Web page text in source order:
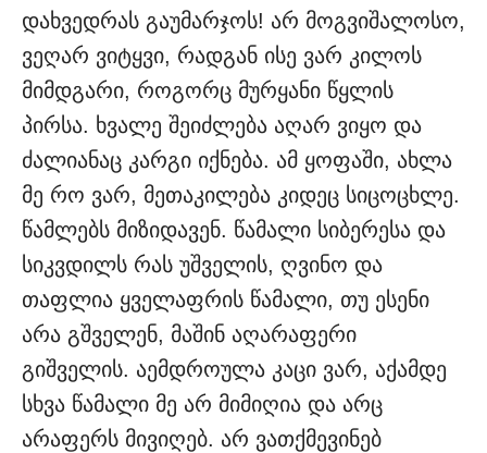
დახვედრას გაუმარჯოს! არ მოგვიშალოსო,
ვეღარ ვიტყვი, რადგან ისე ვარ კილოს
მიმდგარი, როგორც მურყანი წყლის
პირსა. ხვალე შეიძლება აღარ ვიყო და
ძალიანაც კარგი იქნება. ამ ყოფაში, ახლა
მე რო ვარ, მეთაკილება კიდეც სიცოცხლე.
წამლებს მიზიდავენ. წამალი სიბერესა და
სიკვდილს რას უშველის, ღვინო და
თაფლია ყველაფრის წამალი, თუ ესენი
არა გშველენ, მაშინ აღარაფერი
გიშველის. აემდროულა კაცი ვარ, აქამდე
სხვა წამალი მე არ მიმიღია და არც
არაფერს მივიღებ. არ ვათქმევინებ